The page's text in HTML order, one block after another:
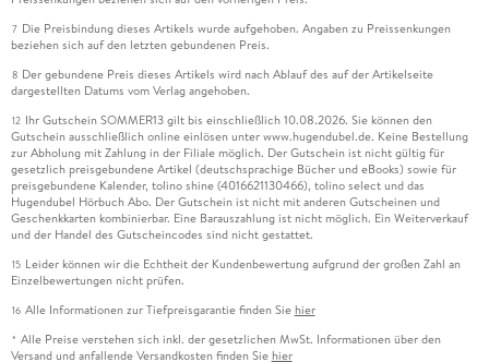
7 Die Preisbindung dieses Artikels wurde aufgehoben. Angaben zu Preissenkungen
beziehen sich auf den letzten gebundenen Preis.
8 Der gebundene Preis dieses Artikels wird nach Ablauf des auf der Artikelseite
dargestellten Datums vom Verlag angehoben.
12 Ihr Gutschein SOMMER13 gilt bis einschließlich 10.08.2026. Sie können den
Gutschein ausschließlich online einlösen unter www.hugendubel.de. Keine Bestellung
zur Abholung mit Zahlung in der Filiale möglich. Der Gutschein ist nicht gültig für
gesetzlich preisgebundene Artikel (deutschsprachige Bücher und eBooks) sowie für
preisgebundene Kalender, tolino shine (4016621130466), tolino select und das
Hugendubel Hörbuch Abo. Der Gutschein ist nicht mit anderen Gutscheinen und
Geschenkkarten kombinierbar. Eine Barauszahlung ist nicht möglich. Ein Weiterverkauf
und der Handel des Gutscheincodes sind nicht gestattet.
15 Leider können wir die Echtheit der Kundenbewertung aufgrund der großen Zahl an
Einzelbewertungen nicht prüfen.
16 Alle Informationen zur Tiefpreisgarantie finden Sie hier
* Alle Preise verstehen sich inkl. der gesetzlichen MwSt. Informationen über den
Versand und anfallende Versandkosten finden Sie hier